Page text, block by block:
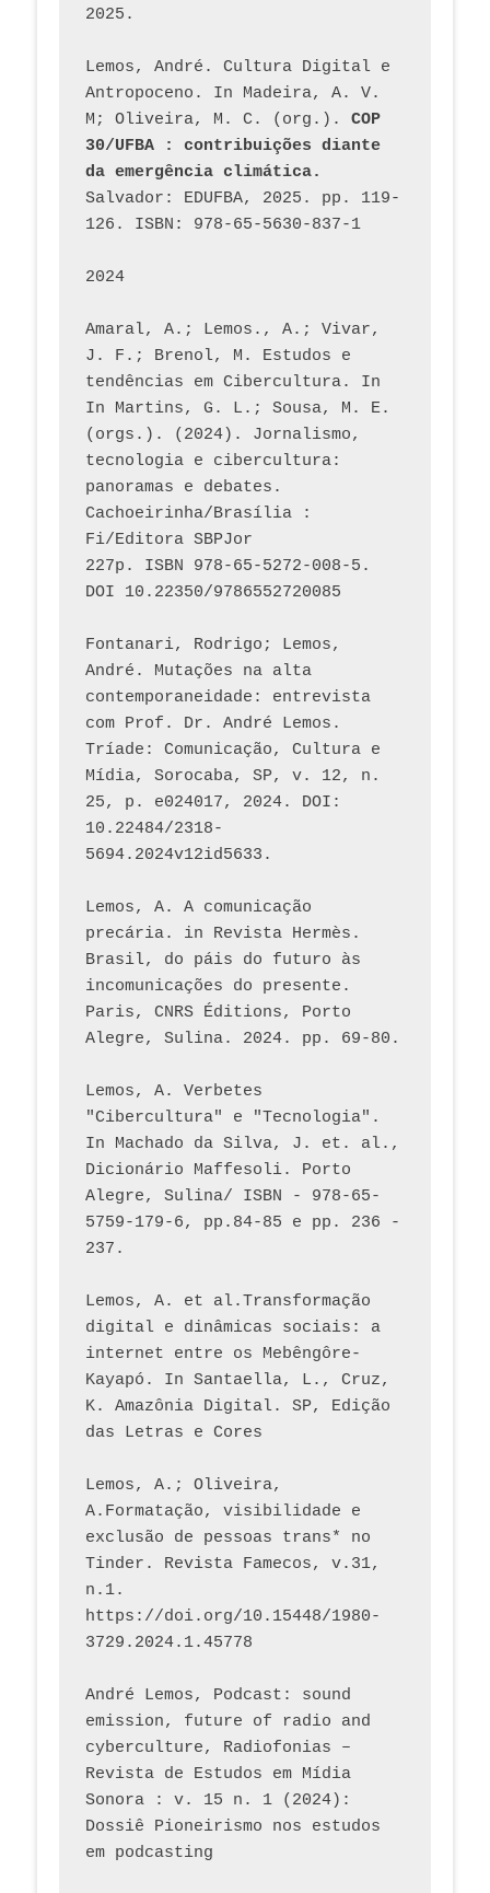
2025.
Lemos, André. Cultura Digital e
Antropoceno. In Madeira, A. V.
M; Oliveira, M. C. (org.). COP
30/UFBA : contribuições diante
da emergência climática.
Salvador: EDUFBA, 2025. pp. 119-
126. ISBN: 978-65-5630-837-1
2024
Amaral, A.; Lemos., A.; Vivar,
J. F.; Brenol, M. Estudos e
tendências em Cibercultura. In
In Martins, G. L.; Sousa, M. E.
(orgs.). (2024). Jornalismo,
tecnologia e cibercultura:
panoramas e debates.
Cachoeirinha/Brasília :
Fi/Editora SBPJor
227p. ISBN 978-65-5272-008-5.
DOI 10.22350/9786552720085
Fontanari, Rodrigo; Lemos,
André. Mutações na alta
contemporaneidade: entrevista
com Prof. Dr. André Lemos.
Tríade: Comunicação, Cultura e
Mídia, Sorocaba, SP, v. 12, n.
25, p. e024017, 2024. DOI:
10.22484/2318-
5694.2024v12id5633.
Lemos, A. A comunicação
precária. in Revista Hermès.
Brasil, do páis do futuro às
incomunicações do presente.
Paris, CNRS Éditions, Porto
Lemos, A. Verbetes
"Cibercultura" e "Tecnologia".
In Machado da Silva, J. et. al.,
Dicionário Maffesoli. Porto
Alegre, Sulina/ ISBN - 978-65-
5759-179-6, pp.84-85 e pp. 236 -
237.
Lemos, A. et al.Transformação
digital e dinâmicas sociais: a
internet entre os Mebêngôre-
Kayapó. In Santaella, L., Cruz,
K. Amazônia Digital. SP, Edição
das Letras e Cores
Lemos, A.; Oliveira,
A.Formatação, visibilidade e
exclusão de pessoas trans* no
Tinder. Revista Famecos, v.31,
n.1.
https://doi.org/10.15448/1980-
3729.2024.1.45778
André Lemos, Podcast: sound
emission, future of radio and
cyberculture, Radiofonias –
Revista de Estudos em Mídia
Sonora : v. 15 n. 1 (2024):
Dossiê Pioneirismo nos estudos
em podcasting